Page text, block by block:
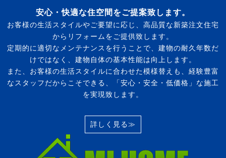
安心・快適な住空間をご提案致します。
お客様の生活スタイルやご要望に応じ、高品質な新築注文住宅
からリフォームをご提供致します。
定期的に適切なメンテナンスを行うことで、建物の耐久年数だ
けではなく、建物自体の基本性能は向上します。
また、お客様の生活スタイルに合わせた模様替えも、経験豊富
なスタッフだからこそできる、「安心・安全・低価格」な施工
を実現致します。
詳しく見る≫